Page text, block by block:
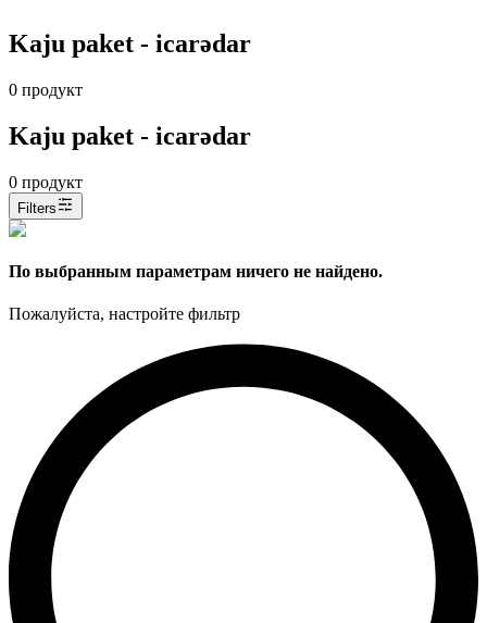
Kaju paket - icarədar
0 продукт
Kaju paket - icarədar
0 продукт
Filters
По выбранным параметрам ничего не найдено.
Пожалуйста, настройте фильтр